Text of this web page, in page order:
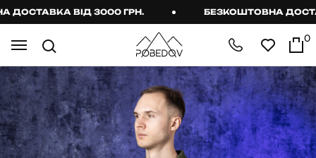
ВІД 3000 ГРН. БЕЗКОШТОВНА
0